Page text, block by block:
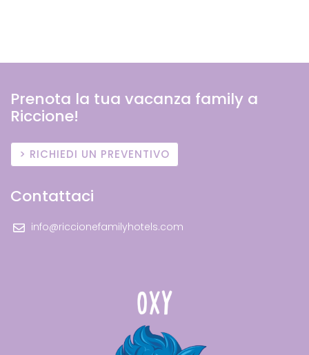
Prenota la tua vacanza family a
Riccione!
RICHIEDI UN PREVENTIVO
Contattaci
info@riccionefamilyhotels.com